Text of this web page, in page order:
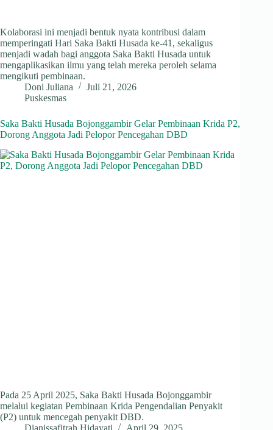
Kolaborasi ini menjadi bentuk nyata kontribusi dalam
memperingati Hari Saka Bakti Husada ke-41, sekaligus
menjadi wadah bagi anggota Saka Bakti Husada untuk
mengaplikasikan ilmu yang telah mereka peroleh selama
mengikuti pembinaan.
Doni Juliana
Juli 21, 2026
Puskesmas
Saka Bakti Husada Bojonggambir Gelar Pembinaan Krida P2,
Dorong Anggota Jadi Pelopor Pencegahan DBD
Pada 25 April 2025, Saka Bakti Husada Bojonggambir
melalui kegiatan Pembinaan Krida Pengendalian Penyakit
(P2) untuk mencegah penyakit DBD.
Dianissafitrah Hidayati
April 29, 2025